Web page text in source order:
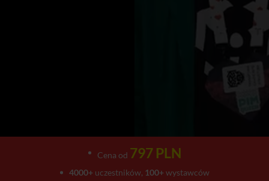
Cena od 797 PLN
4000+uczestników, 100+wystawców